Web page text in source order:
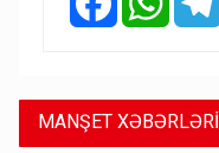
MANŞET XƏBƏRLƏRİ